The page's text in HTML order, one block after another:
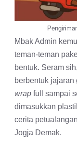
Mbak Admin
teman-teman
bentuk. Seram
berbentuk
wrap full sampai
dimasukkan
cerita
Jogja Demak.